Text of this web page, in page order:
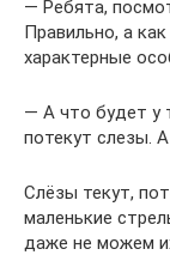
— Ребята,
Правильно, а
характерные
— А что будет у
потекут слезы.
Слёзы текут,
маленькие
даже не можем